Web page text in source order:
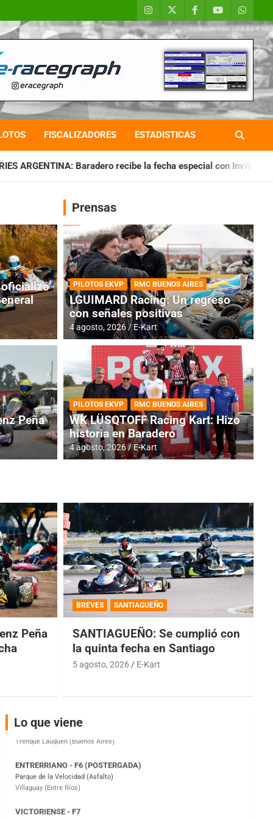
FISCALIZADORES ESTADISTICAS
recibe la fecha especial con Invitados CHAQUEÑO
RMC BUENOS AIRES
Cerró una jornada
oficializó
Peña
Prensas
PILOTOS EKVP RMC BUENOS AIRES
LGUIMARD Racing: Un regreso
con señales positivas
4 agosto, 2026 E-Kart
PILOTOS EKVP RMC BUENOS AIRES
WK LÜSQTOFF Racing Kart: Hizo
historia en Baradero
4 agosto, 2026 E-Kart
Peña
BREVES SANTIAGUEÑO
SANTIAGUEÑO: Se cumplió con
la quinta fecha en Santiago
5 agosto, 2026 E-Kart
Lo que viene
COBERTURA ESPECIAL DE E-KART.COM.AR
08/09-AGO
Ramiro Tot (Asfalto)
Baradero (Buenos Aires)
Parque de la Velocidad (Asfalto)
VICTORIENSE - F7
El Cerro (Tierra)
Victoria (Entre Ríos)
PATAGONICO - F6